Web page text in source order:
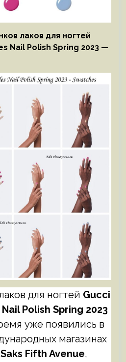
лаков для ногтей
Nail Polish Spring 2023 —
для ногтей Gucci
Polish Spring 2023
уже появились в
магазинах
Saks Fifth Avenue,